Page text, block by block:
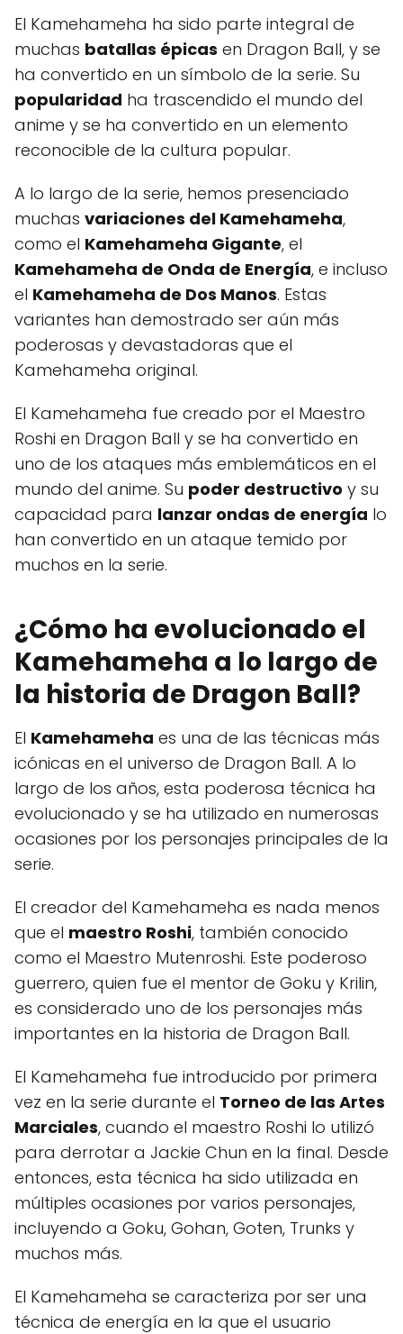
El Kamehameha ha sido parte integral de
muchas batallas épicas en Dragon Ball, y se
ha convertido en un símbolo de la serie. Su
popularidad ha trascendido el mundo del
anime y se ha convertido en un elemento
reconocible de la cultura popular.
A lo largo de la serie, hemos presenciado
muchas variaciones del Kamehameha,
como el Kamehameha Gigante, el
Kamehameha de Onda de Energía, e incluso
el Kamehameha de Dos Manos. Estas
variantes han demostrado ser aún más
poderosas y devastadoras que el
Kamehameha original.
El Kamehameha fue creado por el Maestro
Roshi en Dragon Ball y se ha convertido en
uno de los ataques más emblemáticos en el
mundo del anime. Su poder destructivo y su
capacidad para lanzar ondas de energía lo
han convertido en un ataque temido por
muchos en la serie.
¿Cómo ha evolucionado el
Kamehameha a lo largo de
la historia de Dragon Ball?
El Kamehameha es una de las técnicas más
icónicas en el universo de Dragon Ball. A lo
largo de los años, esta poderosa técnica ha
evolucionado y se ha utilizado en numerosas
ocasiones por los personajes principales de la
serie.
El creador del Kamehameha es nada menos
que el maestro Roshi, también conocido
como el Maestro Mutenroshi. Este poderoso
guerrero, quien fue el mentor de Goku y Krilin,
es considerado uno de los personajes más
importantes en la historia de Dragon Ball.
El Kamehameha fue introducido por primera
vez en la serie durante el Torneo de las Artes
Marciales, cuando el maestro Roshi lo utilizó
para derrotar a Jackie Chun en la final. Desde
entonces, esta técnica ha sido utilizada en
múltiples ocasiones por varios personajes,
incluyendo a Goku, Gohan, Goten, Trunks y
muchos más.
El Kamehameha se caracteriza por ser una
técnica de energía en la que el usuario